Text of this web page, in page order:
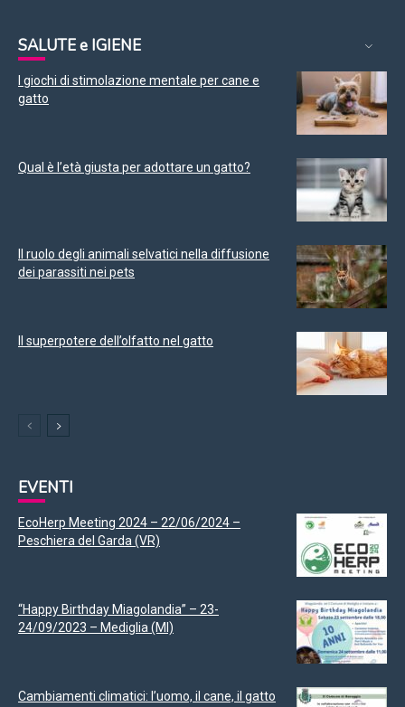
SALUTE e IGIENE
I giochi di stimolazione mentale per cane e
gatto
Qual è l’età giusta per adottare un gatto?
Il ruolo degli animali selvatici nella diffusione
dei parassiti nei pets
Il superpotere dell’olfatto nel gatto
EVENTI
EcoHerp Meeting 2024 – 22/06/2024 –
Peschiera del Garda (VR)
“Happy Birthday Miagolandia” – 23-
24/09/2023 – Mediglia (MI)
Cambiamenti climatici: l’uomo, il cane, il gatto